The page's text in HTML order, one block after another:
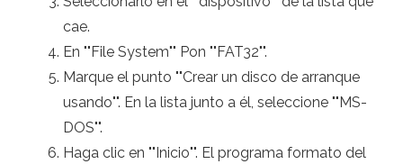
cae.
En ""File System"" Pon ""FAT32"".
Marque el punto ""Crear un disco de arranque
usando"". En la lista junto a él, seleccione ""MS-
DOS"".
Haga clic en ""Inicio"". El programa formato del